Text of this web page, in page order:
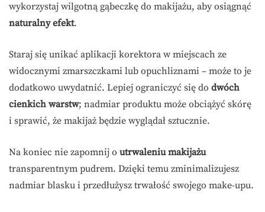
wykorzystaj wilgotną gąbeczkę do makijażu, aby osiągnąć
naturalny efekt.
Staraj się unikać aplikacji korektora w miejscach ze
widocznymi zmarszczkami lub opuchliznami – może to je
dodatkowo uwydatnić. Lepiej ograniczyć się do dwóch
cienkich warstw; nadmiar produktu może obciążyć skórę
i sprawić, że makijaż będzie wyglądał sztucznie.
Na koniec nie zapomnij o utrwaleniu makijażu
transparentnym pudrem. Dzięki temu zminimalizujesz
nadmiar blasku i przedłużysz trwałość swojego make-upu.